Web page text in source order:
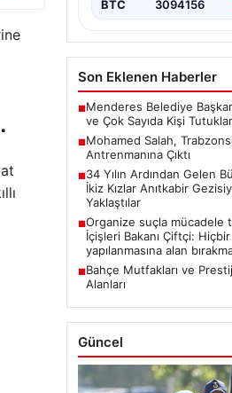
BTC 3094156
Son Eklenen Haberler
■Menderes Belediye
ve Çok Sayıda Kişi
■Mohamed Salah,
Antrenmanına Çıktı
■34 Yılın Ardından Gelen
İkiz Kızlar Anıtkabir
Yaklaştılar
■Organize suçla mücadele
İçişleri Bakanı Çiftçi:
yapılanmasına alan
■Bahçe Mutfakları ve
Alanları
Güncel